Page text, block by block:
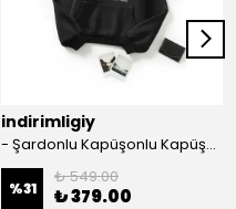
indirimligiy
- Şardonlu Kapüşonlu Kapüşonlu Kanguru Cep Oversize Lastik Paça Sweatshirt Takimi
%31
₺ 549.00
₺ 379.00